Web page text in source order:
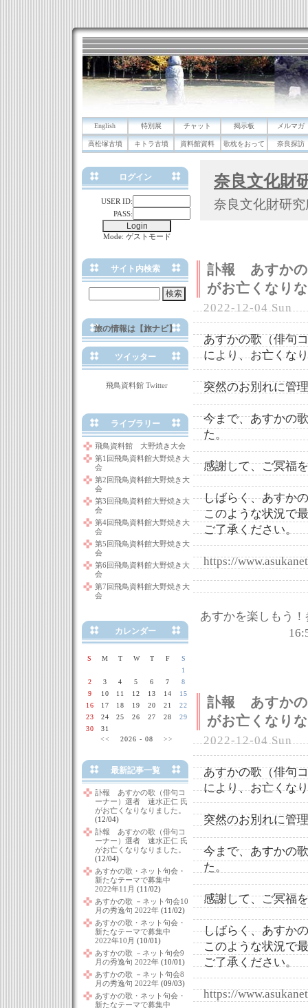
English 特別展 チャット 掲示板 メルマガ
高松塚古墳 キトラ古墳 資料館資料 歌枕をおって 奈良探訪
奈良文化財
奈良文化財研
訃報 あすか
がお亡くなり
2022-12-04 Sun
あすかの歌（俳句
により、お亡くな
突然のお別れに管
今まで、あすかの
た。
感謝して、ご冥福
しばらく、あすか
このような状況で
ご了承ください。
https://
あすかを楽しもう
訃報 あすか
がお亡くなり
2022-12-04 Sun
あすかの歌（俳句
により、お亡くな
突然のお別れに管
今まで、あすかの
た。
感謝して、ご冥福
しばらく、あすか
このような状況で
ご了承ください。
https://
ログイン
USER ID:
PASS:
Mode: ゲストモード
サイト内検索
旅の情報は【旅ナビ】
ツイッター
飛鳥資料館 Twitter
ライブラリー
飛鳥資料館 大野焼き大会
第1回飛鳥資料館大野焼き大
会
第2回飛鳥資料館大野焼き大
会
第3回飛鳥資料館大野焼き大
会
第4回飛鳥資料館大野焼き大
会
第5回飛鳥資料館大野焼き大
会
第6回飛鳥資料館大野焼き大
会
第7回飛鳥資料館大野焼き大
会
カレンダー
S M T W T F
S
1
2
3 4 5 6 7
8
9
10 11 12 13 14
15
16
17 18 19 20 21
22
23
24 25 26 27 28
29
30
31
<<
2026 - 08 >>
最新記事一覧
訃報 あすかの歌（俳句コ
ーナー）選者 速水正仁 氏
がお亡くなりなりました。
(12/04)
訃報 あすかの歌（俳句コ
ーナー）選者 速水正仁 氏
がお亡くなりなりました。
(12/04)
あすかの歌・ネット句会・
新たなテーマで募集中
2022年11月 (11/02)
あすかの歌 －ネット句会10
月の秀逸句 2022年 (11/02)
あすかの歌・ネット句会・
新たなテーマで募集中
2022年10月 (10/01)
あすかの歌 －ネット句会9
月の秀逸句 2022年 (10/01)
あすかの歌 －ネット句会8
月の秀逸句 2022年 (09/03)
あすかの歌・ネット句会・
新たなテーマで募集中